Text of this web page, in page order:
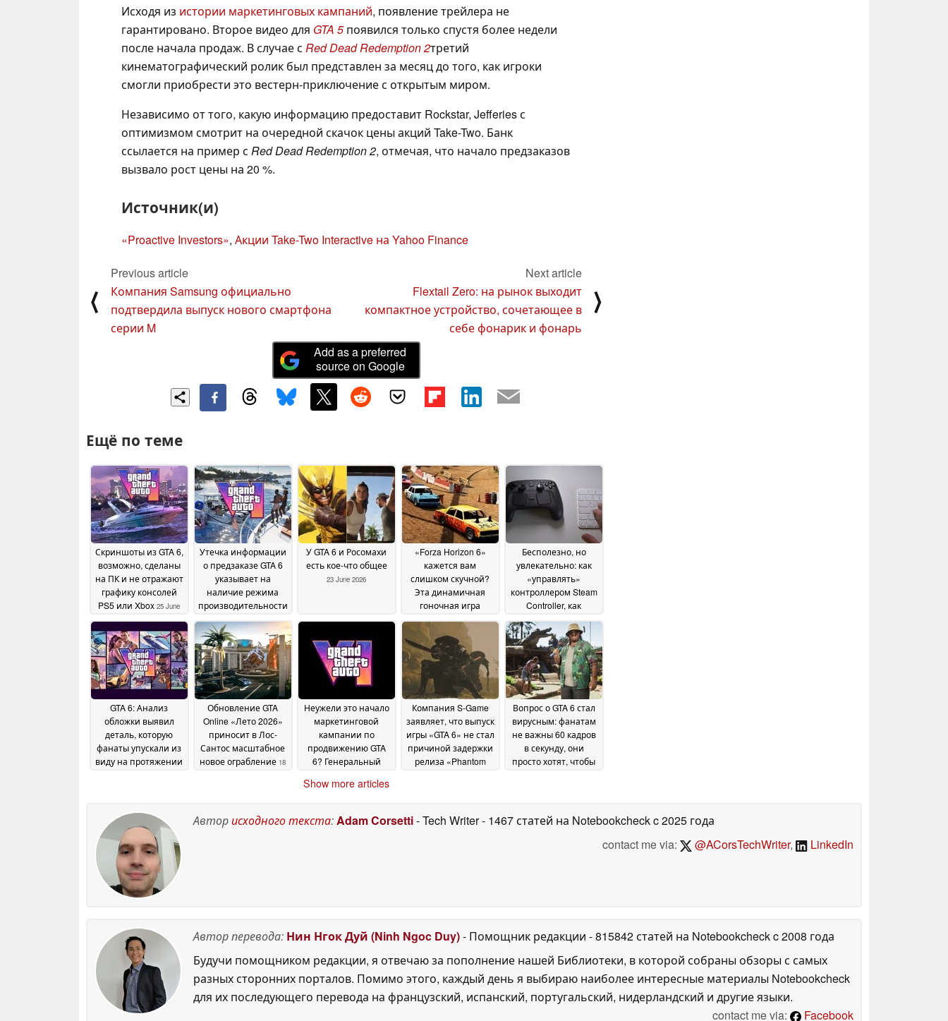
Исходя из истории маркетинговых кампаний, появление трейлера не
гарантировано. Второе видео для GTA 5появился только спустя более недели
после начала продаж. В случае с Red Dead Redemption 2третий
кинематографический ролик был представлен за месяц до того, как игроки
смогли приобрести это вестерн-приключение с открытым миром.
Независимо от того, какую информацию предоставит Rockstar, Jefferies с
оптимизмом смотрит на очередной скачок цены акций Take-Two. Банк
ссылается на пример с Red Dead Redemption 2, отмечая, что начало предзаказов
вызвало рост цены на 20 %.
Источник(и)
«Proactive Investors», Акции Take-Two Interactive на Yahoo Finance
⟨
Previous article
Компания Samsung официально
подтвердила выпуск нового смартфона
серии M
Next article
Flextail Zero: на рынок выходит
компактное устройство, сочетающее в
себе фонарик и фонарь
⟩
Add as a preferred
source on Google
Ещё по теме
Скриншоты из GTA 6,
возможно, сделаны
на ПК и не отражают
графику консолей
PS5 или Xbox 25 June
2026
Утечка информации
о предзаказе GTA 6
указывает на
наличие режима
производительности
в секунду на
консолях PS5 и Xbox
24 June 2026
У GTA 6 и Росомахи
есть кое-что общее
23 June 2026
«Forza Horizon 6»
кажется вам
слишком скучной?
Эта динамичная
гоночная игра
Steam по цене всего
3 доллара вместо 30
долларов22 June 2026
Бесполезно, но
увлекательно: как
«управлять»
контроллером Steam
Controller, как
машиной20 June 2026
GTA 6: Анализ
обложки выявил
деталь, которую
фанаты упускали из
виду на протяжении
Обновление GTA
Online «Лето 2026»
приносит в Лос-
Сантос масштабное
новое ограбление 18
Неужели это начало
маркетинговой
кампании по
продвижению GTA
6? Генеральный
дал интервью на
Компания S-Game
заявляет, что выпуск
игры «GTA 6» не стал
причиной задержки
релиза «Phantom
Вопрос о GTA 6 стал
вирусным: фанатам
не важны 60 кадров
в секунду, они
просто хотят, чтобы
Show more articles
Авторисходного текста:Adam Corsetti- Tech Writer- 1467 статей на Notebookcheckc 2025 года
contact me via:
@ACorsTechWriter, LinkedIn
Автор перевода: Нин Нгок Дуй (Ninh Ngoc Duy)- Помощник редакции - 815842 статей на Notebookcheckc 2008 года
Будучи помощником редакции, я отвечаю за пополнение нашей Библиотеки, в которой собраны обзоры с самых
разных сторонних порталов. Помимо этого, каждый день я выбираю наиболее интересные материалы Notebookcheck
для их последующего перевода на французский, испанский, португальский, нидерландский и другие языки.
contact me via:
Facebook